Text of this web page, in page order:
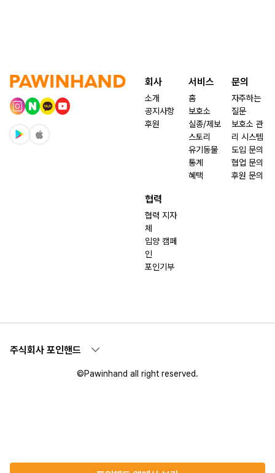
회사
소개
공지사항
후원
서비스
홈
보호소
실종/제보
스토리
유기동물
통계
혜택
문의
자주하는
질문
보호소 관
리 시스템
도입 문의
협업 문의
후원 문의
협력
협력 지자
체
입양 캠페
인
포인기부
주식회사 포인핸드
©Pawinhand all right reserved.